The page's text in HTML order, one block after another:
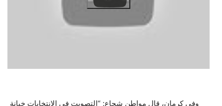
وفي كرمان، قال مواطن شجاع: “التصويت في الانتخابات خيانة